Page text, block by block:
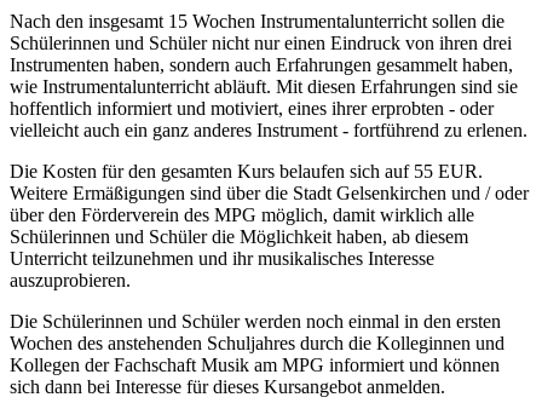
Nach den insgesamt 15 Wochen Instrumentalunterricht sollen die
Schülerinnen und Schüler nicht nur einen Eindruck von ihren drei
Instrumenten haben, sondern auch Erfahrungen gesammelt haben,
wie Instrumentalunterricht abläuft. Mit diesen Erfahrungen sind sie
hoffentlich informiert und motiviert, eines ihrer erprobten - oder
vielleicht auch ein ganz anderes Instrument - fortführend zu erlenen.
Die Kosten für den gesamten Kurs belaufen sich auf 55 EUR.
Weitere Ermäßigungen sind über die Stadt Gelsenkirchen und / oder
über den Förderverein des MPG möglich, damit wirklich alle
Schülerinnen und Schüler die Möglichkeit haben, ab diesem
Unterricht teilzunehmen und ihr musikalisches Interesse
auszuprobieren.
Die Schülerinnen und Schüler werden noch einmal in den ersten
Wochen des anstehenden Schuljahres durch die Kolleginnen und
Kollegen der Fachschaft Musik am MPG informiert und können
sich dann bei Interesse für dieses Kursangebot anmelden.